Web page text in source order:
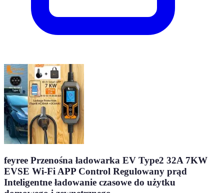
feyree Przenośna ładowarka EV Type2 32A 7KW
EVSE Wi-Fi APP Control Regulowany prąd
Inteligentne ładowanie czasowe do użytku